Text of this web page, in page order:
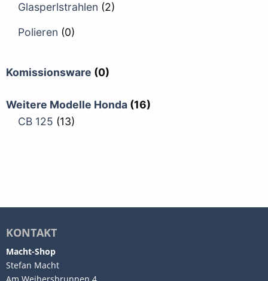
Glasperlstrahlen (2)
Polieren (0)
Komissionsware (0)
Weitere Modelle Honda (16)
CB 125 (13)
KONTAKT
Macht-Shop
Stefan Macht